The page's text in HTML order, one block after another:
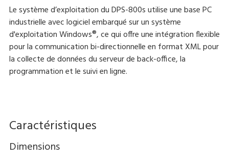
Le système d’exploitation du DPS-800s utilise une base PC
industrielle avec logiciel embarqué sur un système
d'exploitation Windows®, ce qui offre une intégration flexible
pour la communication bi-directionnelle en format XML pour
la collecte de données du serveur de back-office, la
programmation et le suivi en ligne.
Caractéristiques
Dimensions